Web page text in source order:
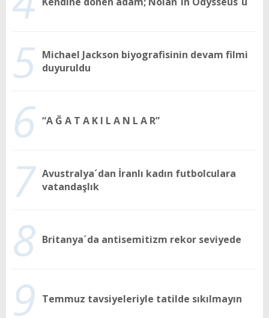
5 Michael Jackson biyografisinin devam filmi
duyuruldu
6 “A Ğ A T A K I L A N L A R”
7 Avustralya´dan İranlı kadın futbolculara
vatandaşlık
8 Britanya´da antisemitizm rekor seviyede
9 Temmuz tavsiyeleriyle tatilde sıkılmayın